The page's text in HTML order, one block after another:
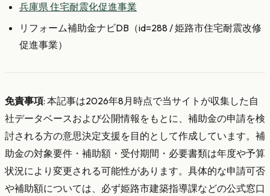
兵庫県 住宅耐震化促進事業
リフォーム補助金ナビDB（id=288 / 姫路市住宅耐震改修
促進事業）
免責事項: 本記事は2026年8月時点で当サイトが収集した自
社データベースおよび公開情報をもとに、補助金の申請を検
討される方の意思決定支援を目的として作成しています。補
助金の対象要件・補助額・受付期間・必要書類は年度や予算
状況により変更される可能性があります。具体的な申請可否
や補助額については、必ず姫路市建築指導課などの公式窓口